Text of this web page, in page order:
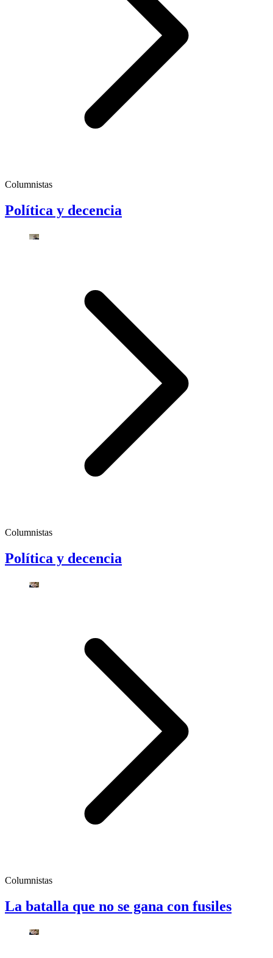
Columnistas
Política y decencia
Columnistas
Política y decencia
Columnistas
La batalla que no se gana con fusiles